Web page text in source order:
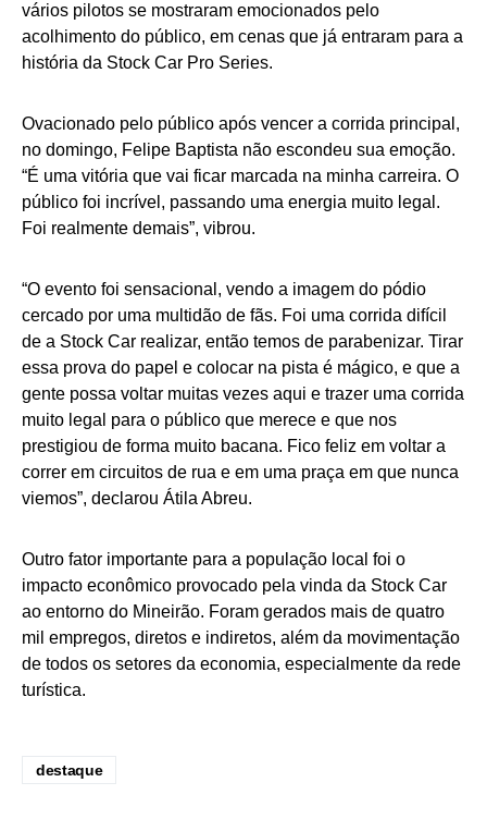
vários pilotos se mostraram emocionados pelo
acolhimento do público, em cenas que já entraram para a
história da Stock Car Pro Series.
Ovacionado pelo público após vencer a corrida principal,
no domingo, Felipe Baptista não escondeu sua emoção.
“É uma vitória que vai ficar marcada na minha carreira. O
público foi incrível, passando uma energia muito legal.
Foi realmente demais”, vibrou.
“O evento foi sensacional, vendo a imagem do pódio
cercado por uma multidão de fãs. Foi uma corrida difícil
de a Stock Car realizar, então temos de parabenizar. Tirar
essa prova do papel e colocar na pista é mágico, e que a
gente possa voltar muitas vezes aqui e trazer uma corrida
muito legal para o público que merece e que nos
prestigiou de forma muito bacana. Fico feliz em voltar a
correr em circuitos de rua e em uma praça em que nunca
viemos”, declarou Átila Abreu.
Outro fator importante para a população local foi o
impacto econômico provocado pela vinda da Stock Car
ao entorno do Mineirão. Foram gerados mais de quatro
mil empregos, diretos e indiretos, além da movimentação
de todos os setores da economia, especialmente da rede
turística.
destaque